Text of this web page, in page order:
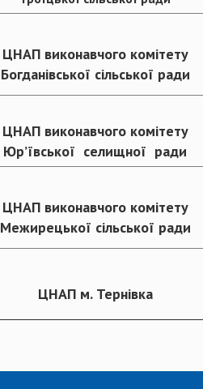
ЦНАП виконавчого комітету
Богданівської сільської ради
ЦНАП виконавчого комітету
Юр’ївської селищної ради
ЦНАП виконавчого комітету
Межирецької сільської ради
ЦНАП м. Тернівка